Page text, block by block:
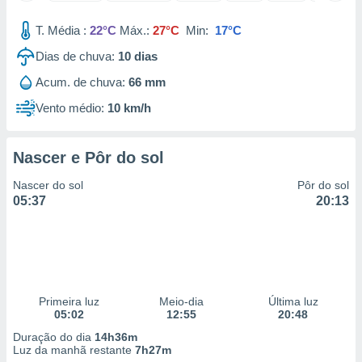
utilizar
criar
medir
da
medir o
fontes,
e melhorar
dados
T. Média : 22°C Máx.: 27°C Min: 17°C
Dias de chuva: 10 dias
Acum. de chuva: 66 mm
Vento médio: 10 km/h
Nascer e Pôr do sol
Nascer do sol
05:37
Pôr do sol
20:13
Primeira luz
05:02
Meio-dia
12:55
Última luz
20:48
Duração do dia 14h36m
Luz da manhã restante 7h27m